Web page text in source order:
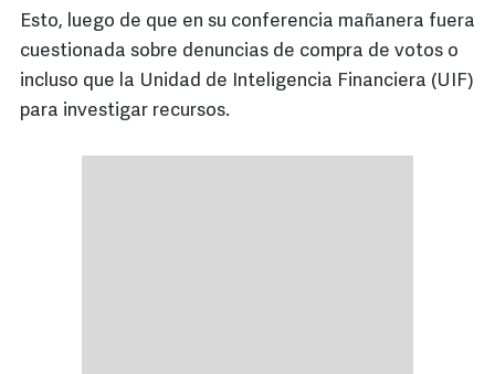
Esto, luego de que en su conferencia mañanera fuera
cuestionada sobre denuncias de compra de votos o
incluso que la Unidad de Inteligencia Financiera (UIF)
para investigar recursos.